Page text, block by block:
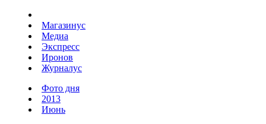
Магазинус
Медиа
Экспресс
Иронов
Журналус
Фото дня
2013
Июнь